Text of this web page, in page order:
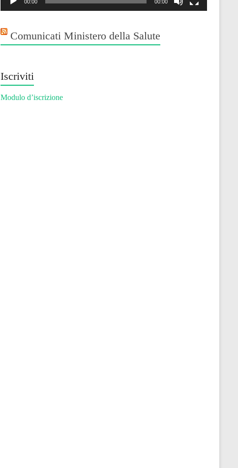
00:00 00:00
Comunicati Ministero della Salute
Iscriviti
Modulo d’iscrizione